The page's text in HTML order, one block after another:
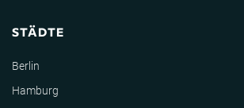
STÄDTE
Berlin
Hamburg